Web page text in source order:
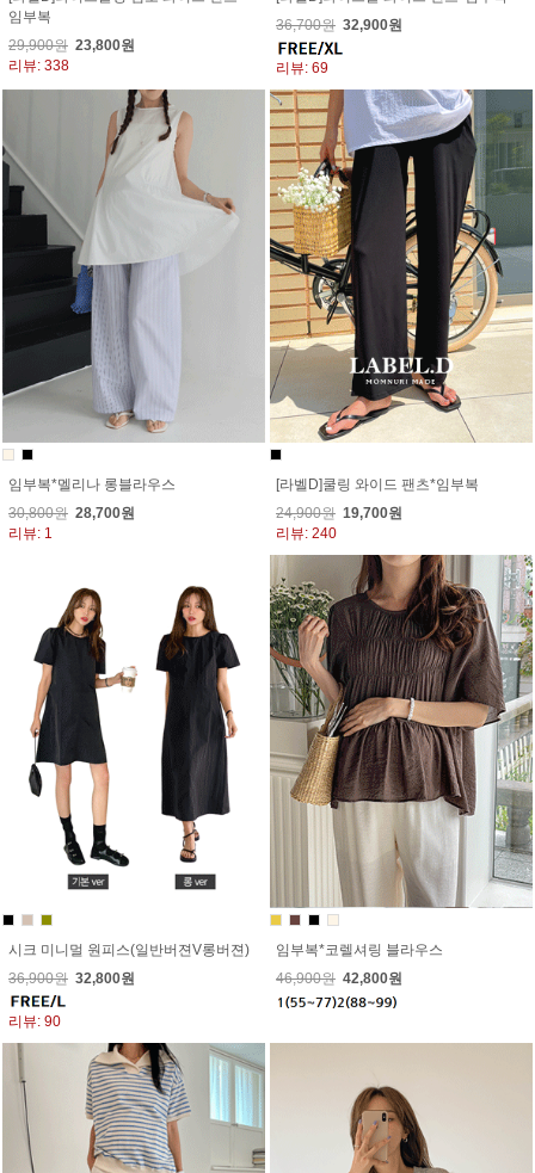
임부복
29,900원 23,800원
리뷰: 338
36,700원 32,900원
리뷰: 69
임부복*멜리나 롱블라우스
30,800원 28,700원
리뷰: 1
[라벨D]쿨링 와이드 팬츠*임부복
24,900원 19,700원
리뷰: 240
시크 미니멀 원피스(일반버젼V롱버젼)
36,900원 32,800원
리뷰: 90
임부복*코렐셔링 블라우스
46,900원 42,800원